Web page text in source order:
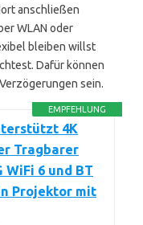
anschließen
WLAN oder
bleiben willst
Dafür können
sein.
EMPFEHLUNG
4K
Tragbarer
6 und BT
Projektor mit